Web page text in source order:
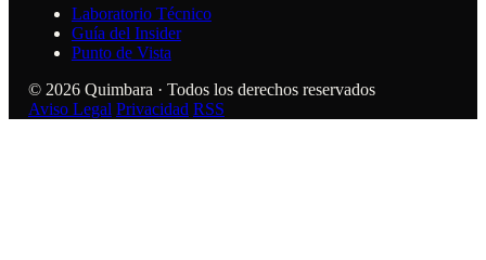
Laboratorio Técnico
Guía del Insider
Punto de Vista
© 2026 Quimbara · Todos los derechos reservados
Aviso Legal Privacidad RSS